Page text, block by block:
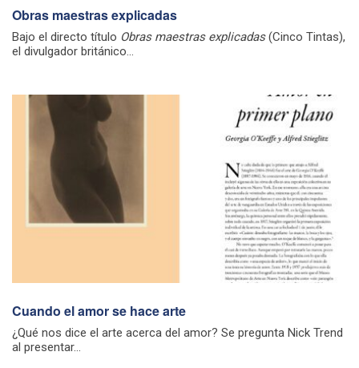
Obras maestras explicadas
Bajo el directo título Obras maestras explicadas(Cinco Tintas),
el divulgador británico...
Cuando el amor se hace arte
¿Qué nos dice el arte acerca del amor? Se pregunta Nick Trend
al presentar...